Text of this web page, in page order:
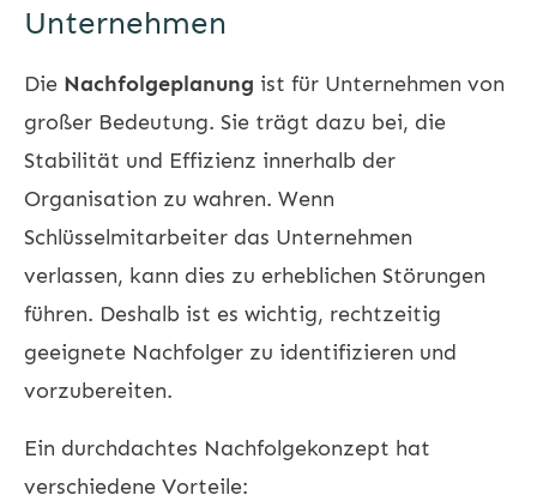
Unternehmen
Die Nachfolgeplanung ist für Unternehmen von
großer Bedeutung. Sie trägt dazu bei, die
Stabilität und Effizienz innerhalb der
Organisation zu wahren. Wenn
Schlüsselmitarbeiter das Unternehmen
verlassen, kann dies zu erheblichen Störungen
führen. Deshalb ist es wichtig, rechtzeitig
geeignete Nachfolger zu identifizieren und
vorzubereiten.
Ein durchdachtes Nachfolgekonzept hat
verschiedene Vorteile: